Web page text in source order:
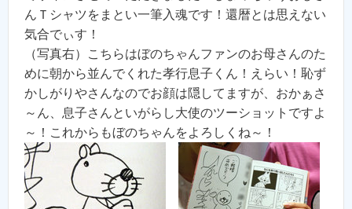
んＴシャツをまとい一筆入魂です！還暦とは思えない
気合でぃす！
（写真右）こちらはぼのちゃんファンのお母さんのた
めに朝から並んでくれた孝行息子くん！えらい！恥ず
かしがりやさんなのでお顔は隠してますが、おかぁさ
～ん、息子さんといがらし大使のツーショットですよ
～！これからもぼのちゃんをよろしくね～！